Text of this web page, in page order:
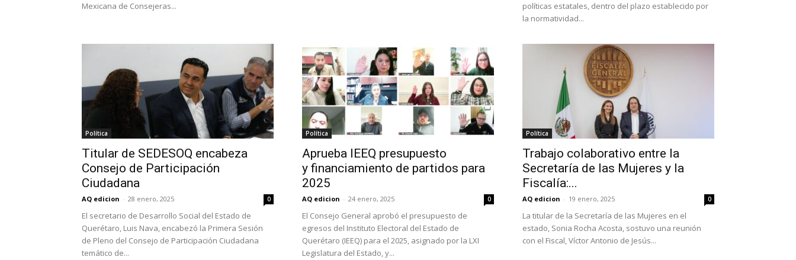
Mexicana de Consejeras...
políticas estatales, dentro del plazo establecido por
la normatividad...
Política
Titular de SEDESOQ encabeza
Consejo de Participación
Ciudadana
AQ edicion - 28 enero, 2025 0
El secretario de Desarrollo Social del Estado de
Querétaro, Luis Nava, encabezó la Primera Sesión
de Pleno del Consejo de Participación Ciudadana
temático de...
Política
Aprueba IEEQ presupuesto
y financiamiento de partidos para
2025
AQ edicion - 24 enero, 2025 0
El Consejo General aprobó el presupuesto de
egresos del Instituto Electoral del Estado de
Querétaro (IEEQ) para el 2025, asignado por la LXI
Legislatura del Estado, y...
Política
Trabajo colaborativo entre la
Secretaría de las Mujeres y la
Fiscalía:...
AQ edicion - 19 enero, 2025 0
La titular de la Secretaría de las Mujeres en el
estado, Sonia Rocha Acosta, sostuvo una reunión
con el Fiscal, Víctor Antonio de Jesús...